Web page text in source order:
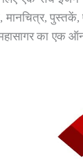
मानचित्र,
का एक